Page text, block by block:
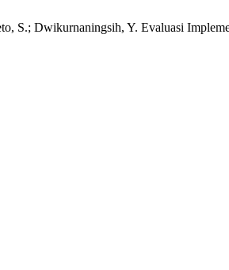
S.; Dwikurnaningsih, Y. Evaluasi